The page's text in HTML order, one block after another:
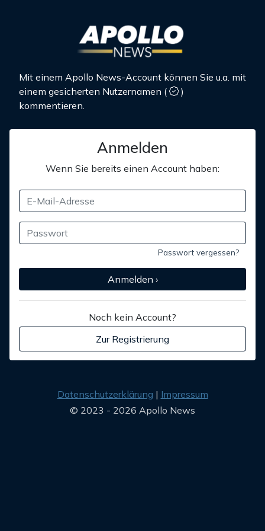
Mit einem Apollo News-Account können Sie u.a. mit
einem gesicherten Nutzernamen (
)
kommentieren.
Anmelden
Wenn Sie bereits einen Account haben:
Passwort vergessen?
Anmelden ›
Noch kein Account?
Zur Registrierung
Datenschutzerklärung
Impressum
© 2023 - 2026 Apollo News